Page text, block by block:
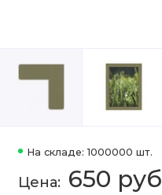
На складе: 1000000 шт.
650 руб